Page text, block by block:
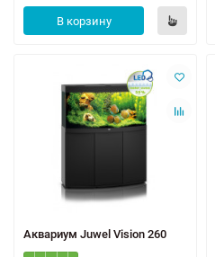
В корзину
Аквариум Juwel Vision 260